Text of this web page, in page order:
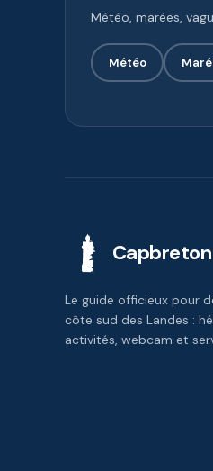
Météo, marées,
Météo
Capbreton
Le guide officieux pour
côte sud des Landes :
activités, webcam et